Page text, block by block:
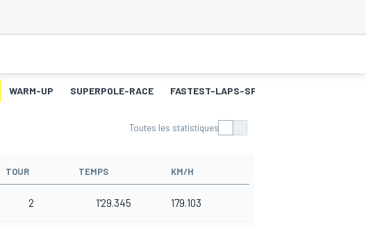
WARM-UP SUPERPOLE-RACE FASTEST-LAPS-SP
Toutes les statistiques
TOUR TEMPS KM/H
2 1'29.345 179.103